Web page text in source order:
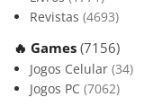
Revistas (4693)
🔥 Games (7156)
Jogos Celular (34)
Jogos PC (7062)